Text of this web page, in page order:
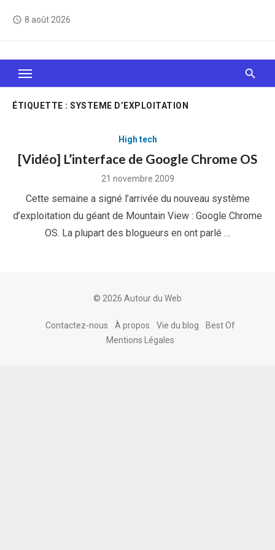
access_time 8 août 2026
Le Web, c'est comme une boîte de chocolats… On
sait jamais sur quoi on va tomber !
ÉTIQUETTE : SYSTEME D’EXPLOITATION
High tech
[Vidéo] L’interface de Google Chrome OS
Posted
21 novembre 2009
Cette semaine a signé l’arrivée du nouveau système
d’exploitation du géant de Mountain View : Google Chrome
OS. La plupart des blogueurs en ont parlé …
© 2026 Autour du Web
Contactez-nous À propos Vie du blog
Best Of
Mentions Légales